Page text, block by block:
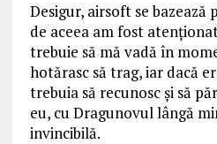
Desigur, airsoft se bazează
de aceea am fost
trebuie să mă vadă în
hotărasc să trag, iar dacă
trebuia să recunosc şi să
eu, cu Dragunovul lângă
invincibilă.